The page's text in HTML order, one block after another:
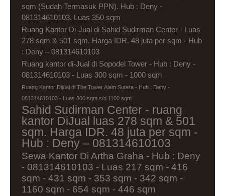
sqm (Sudah Termasuk PPN). Hub : Deny -
081314610103. Luas 350 sqm
Ruang Kantor Di-Jual di Sahid Sudirman Center - Luas
278 sqm & 501 sqm. Harga IDR. 48 juta per sqm - Hub
: Deny – 081314610103
Ruang kantor di-Jual di Sopodel Tower - Hub : Deny -
081314610103 - Luas 300 sqm - 1000 sqm
Ruang Kantor Dijual di The Tower Alam Sutera - Hub : Deny -
081314610103 - Luas 300 sqm s/d 1100 sqm
Sahid Sudirman Center - ruang
kantor DiJual luas 278 sqm & 501
sqm. Harga IDR. 48 juta per sqm -
Hub : Deny – 081314610103
Sewa Kantor Di Artha Graha - Hub : Deny
- 081314610103 - Luas 217 sqm - 416
sqm - 431 sqm - 353 sqm - 342 sqm -
1160 sqm - 654 sqm - 446 sqm